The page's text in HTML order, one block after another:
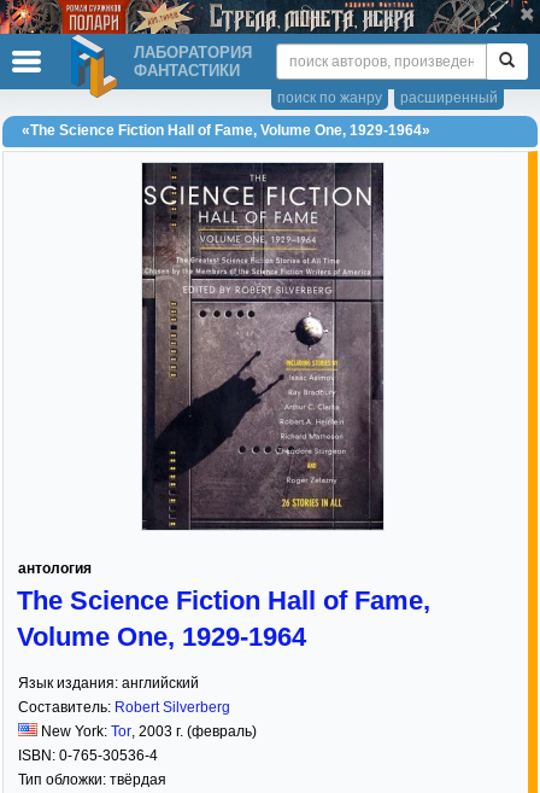
ЛАБОРАТОРИЯ
ФАНТАСТИКИ
расширенный
поиск по жанру
«The Science Fiction Hall of Fame, Volume One, 1929-1964»
антология
The Science Fiction Hall of Fame,
Volume One, 1929-1964
Язык издания: английский
Составитель: Robert Silverberg
New York: Tor, 2003 г. (февраль)
ISBN: 0-765-30536-4
Тип обложки: твёрдая